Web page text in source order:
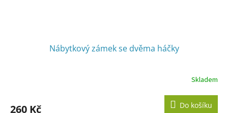
Nábytkový zámek se dvěma háčky
Skladem
260 Kč Do košíku